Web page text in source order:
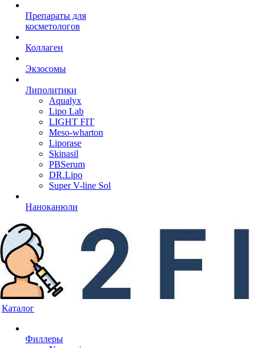
Препараты для
косметологов
Коллаген
Экзосомы
Липолитики
Aqualyx
Lipo Lab
LIGHT FIT
Meso-wharton
Liporase
Skinasil
PBSerum
DR.Lipo
Super V-line Sol
Наноканюли
Каталог
Филлеры